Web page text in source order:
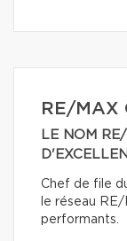
RE/MAX
LE NOM
Chef de file
le réseau
performants.